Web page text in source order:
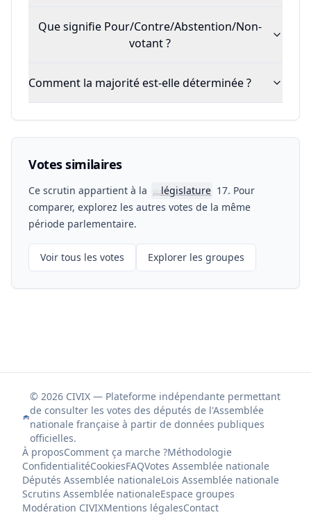
Que signifie Pour/Contre/Abstention/Non-
votant ?
Comment la majorité est-elle déterminée ?
Votes similaires
Ce scrutin appartient à la 📖législature 17. Pour
comparer, explorez les autres votes de la même
période parlementaire.
Voir tous les votes Explorer les groupes
© 2026 CIVIX — Plateforme indépendante permettant
de consulter les votes des députés de l'Assemblée
nationale française à partir de données publiques
officielles.
À proposComment ça marche ?Méthodologie
ConfidentialitéCookiesFAQVotes Assemblée nationale
Députés Assemblée nationaleLois Assemblée nationale
Scrutins Assemblée nationaleEspace groupes
Modération CIVIXMentions légalesContact